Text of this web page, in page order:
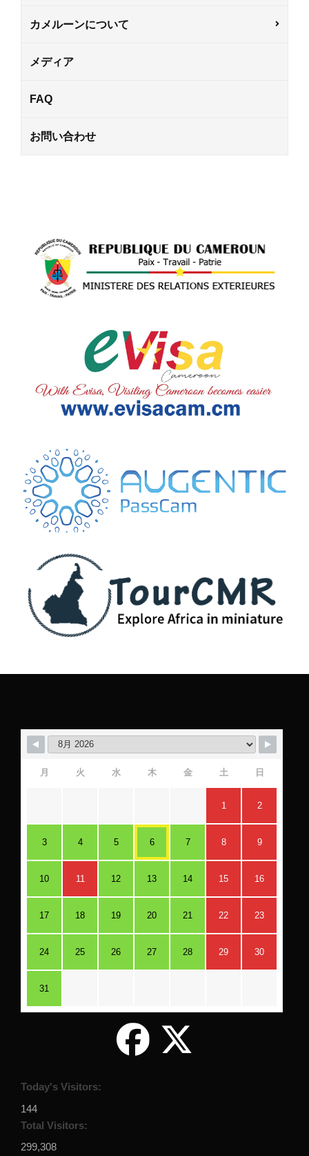
カメルーンについて
メディア
FAQ
お問い合わせ
月 火 水 木 金 土 日
1 2
3 4 5 6 7 8 9
10 11 12 13 14 15 16
17 18 19 20 21 22 23
24 25 26 27 28 29 30
31
Today's Visitors:
144
Total Visitors:
299,308